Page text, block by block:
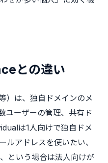
との違い
）は、独自ドメインのメ
ユーザーの管理、共有ド
は1人向けで独自ドメ
ルアドレスを使いたい、
という場合は法人向けが